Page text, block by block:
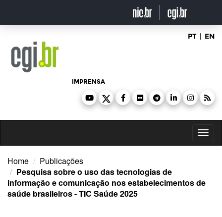
o
PT | EN
IMPRENSA
Home
Publicações
Pesquisa sobre o uso das tecnologias de
informação e comunicação nos estabelecimentos de
saúde brasileiros - TIC Saúde 2025